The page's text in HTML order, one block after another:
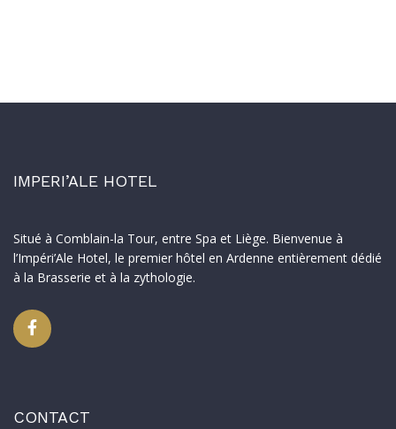
IMPERI’ALE HOTEL
Situé à Comblain-la Tour, entre Spa et Liège. Bienvenue à
l’Impéri’Ale Hotel, le premier hôtel en Ardenne entièrement dédié
à la Brasserie et à la zythologie.
CONTACT